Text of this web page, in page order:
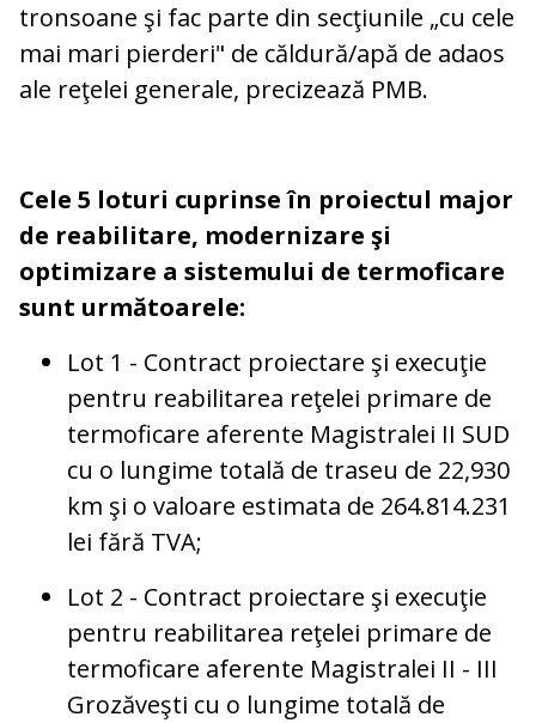
tronsoane şi fac parte din secţiunile „cu cele
mai mari pierderi" de căldură/apă de adaos
ale reţelei generale, precizează PMB.
Cele 5 loturi cuprinse în proiectul major
de reabilitare, modernizare şi
optimizare a sistemului de termoficare
sunt următoarele:
Lot 1 - Contract proiectare şi execuţie
pentru reabilitarea reţelei primare de
termoficare aferente Magistralei II SUD
cu o lungime totală de traseu de 22,930
km şi o valoare estimata de 264.814.231
lei fără TVA;
Lot 2 - Contract proiectare şi execuţie
pentru reabilitarea reţelei primare de
termoficare aferente Magistralei II - III
Grozăveşti cu o lungime totală de